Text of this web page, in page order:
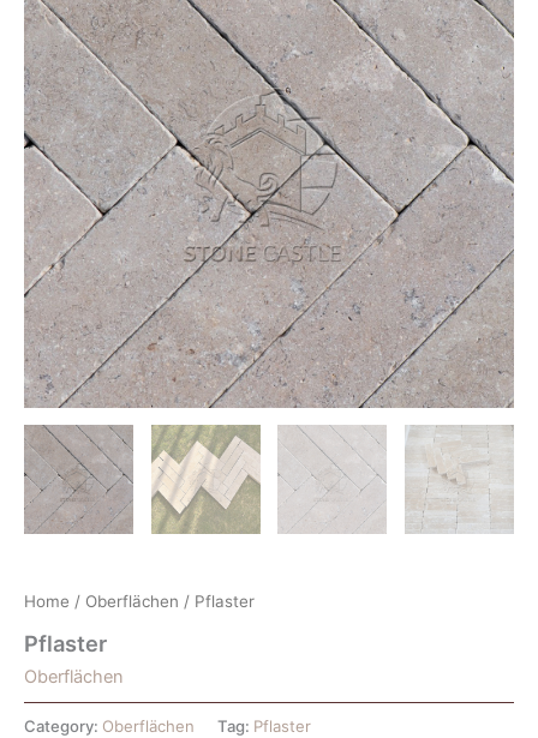
Home / Oberflächen / Pflaster
Pflaster
Oberflächen
Category: Oberflächen Tag: Pflaster